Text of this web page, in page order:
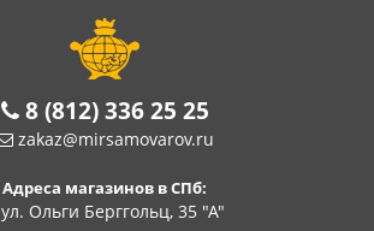
8 (812) 336 25 25
zakaz@mirsamovarov.ru
Адреса магазинов в СПб:
ул. Ольги Берггольц, 35 "А"